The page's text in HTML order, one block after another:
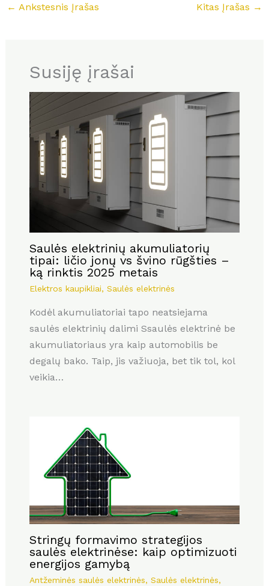
← Ankstesnis Įrašas Kitas Įrašas →
Susiję įrašai
Saulės elektrinių akumuliatorių
tipai: ličio jonų vs švino rūgšties –
ką rinktis 2025 metais
Elektros kaupikliai, Saulės elektrinės
Kodėl akumuliatoriai tapo neatsiejama
saulės elektrinių dalimi Ssaulės elektrinė be
akumuliatoriaus yra kaip automobilis be
degalų bako. Taip, jis važiuoja, bet tik tol, kol
veikia…
Stringų formavimo strategijos
saulės elektrinėse: kaip optimizuoti
energijos gamybą
Antžeminės saulės elektrinės, Saulės elektrinės,